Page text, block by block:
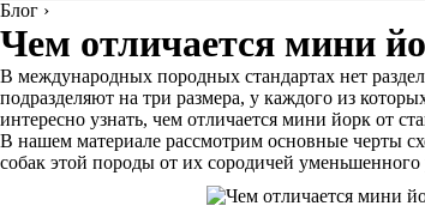
Блог ›
Чем отличается мини
В международных породных стандартах нет
подразделяют на три размера, у каждого из
интересно узнать, чем отличается мини йорк от
В нашем материале рассмотрим основные черты
собак этой породы от их сородичей